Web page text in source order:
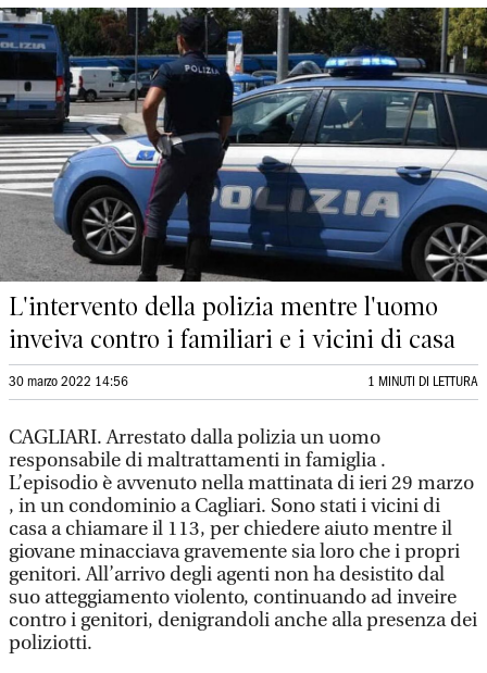
L'intervento della polizia mentre l'uomo
inveiva contro i familiari e i vicini di casa
30 marzo 2022 14:56 1 MINUTI DI LETTURA
CAGLIARI. Arrestato dalla polizia un uomo
responsabile di maltrattamenti in famiglia .
L’episodio è avvenuto nella mattinata di ieri 29 marzo
, in un condominio a Cagliari. Sono stati i vicini di
casa a chiamare il 113, per chiedere aiuto mentre il
giovane minacciava gravemente sia loro che i propri
genitori. All’arrivo degli agenti non ha desistito dal
suo atteggiamento violento, continuando ad inveire
contro i genitori, denigrandoli anche alla presenza dei
poliziotti.